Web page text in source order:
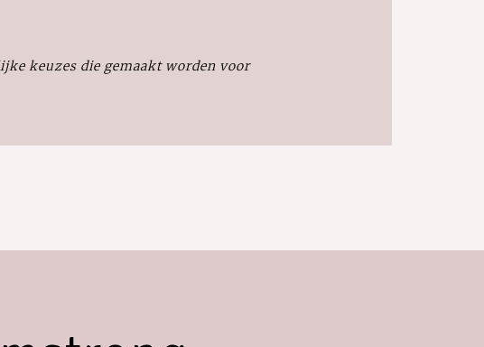
keuzes die gemaakt worden voor